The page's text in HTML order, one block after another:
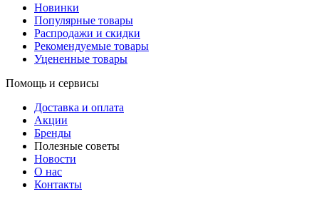
Новинки
Популярные товары
Распродажи и скидки
Рекомендуемые товары
Уцененные товары
Помощь и сервисы
Доставка и оплата
Акции
Бренды
Полезные советы
Новости
О нас
Контакты